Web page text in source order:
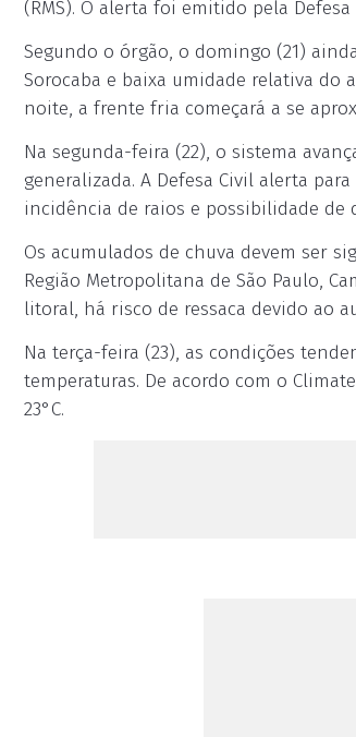
(RMS). O alerta foi emitido pela
Segundo o órgão, o domingo (21)
Sorocaba e baixa umidade relativa
noite, a frente fria começará a se
Na segunda-feira (22), o sistema
generalizada. A Defesa Civil alerta
incidência de raios e possibilidade de
Os acumulados de chuva devem ser
Região Metropolitana de São Paulo,
litoral, há risco de ressaca devido ao
Na terça-feira (23), as condições
temperaturas. De acordo com o
23°C.